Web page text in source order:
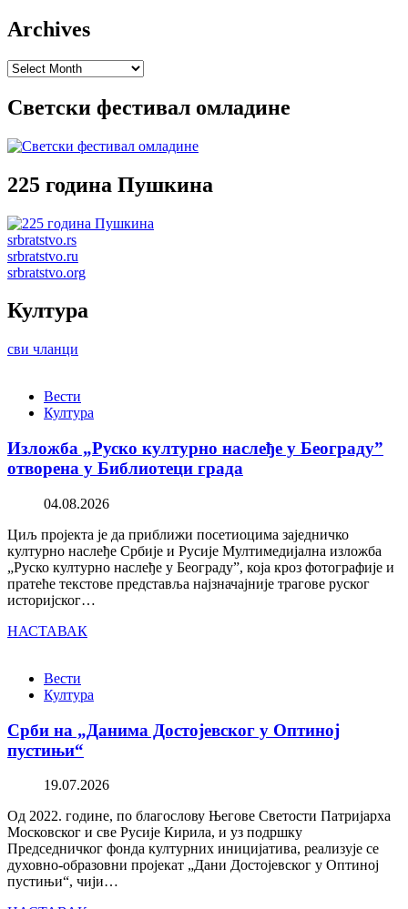
Archives
Archives
Светски фестивал омладине
225 година Пушкина
srbratstvo.rs
srbratstvo.ru
srbratstvo.org
Култура
сви чланци
Вести
Култура
Изложба „Руско културно наслеђе у Београду”
отворена у Библиотеци града
04.08.2026
Циљ пројекта је да приближи посетиоцима заједничко
културно наслеђе Србије и Русије Мултимедијална изложба
„Руско културно наслеђе у Београду”, која кроз фотографије и
пратеће текстове представља најзначајније трагове руског
историјског…
НАСТАВАК
Вести
Култура
Срби на „Данима Достојевског у Оптиној
пустињи“
19.07.2026
Од 2022. године, по благослову Његове Светости Патријарха
Московског и све Русије Кирила, и уз подршку
Председничког фонда културних иницијатива, реализује се
духовно-образовни пројекат „Дани Достојевског у Оптиној
пустињи“, чији…